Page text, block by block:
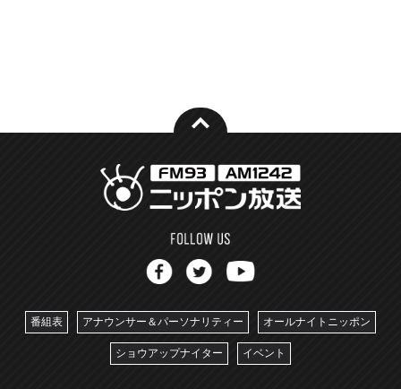
番組表 アナウンサー＆パーソナリティー オールナイトニッポン
ショウアップナイター イベント